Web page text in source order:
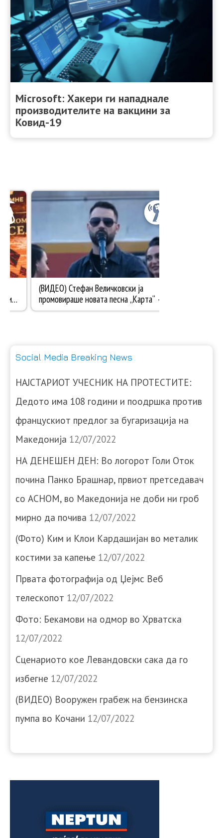
Microsoft: Хакери ги нападнале
производителите на вакцини за
Ковид-19
Social Media Breaking News
НАЈСТАРИОТ УЧЕСНИК НА ПРОТЕСТИТЕ:
Дедото има 108 години и поодршка против
францускиот предлог за бугаризација на
Македонија 12/07/2022
НА ДЕНЕШЕН ДЕН: Во логорот Голи Оток
почина Панко Брашнар, првиот претседавач
со АСНОМ, во Македонија не доби ни гроб
мирно да почива 12/07/2022
(Фото) Ким и Клои Кардашијан во металик
костими за капење 12/07/2022
Првата фотографија од Џејмс Веб
телескопот 12/07/2022
Фото: Бекамови на одмор во Хрватска
12/07/2022
Сценариото кое Левандовски сака да го
избегне 12/07/2022
(ВИДЕО) Вооружен грабеж на бензинска
пумпа во Кочани 12/07/2022